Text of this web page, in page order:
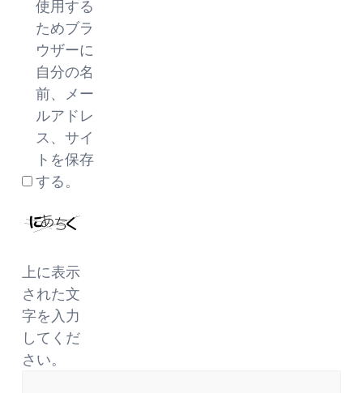
使用する
ためブラ
ウザーに
自分の名
前、メー
ルアドレ
ス、サイ
トを保存
する。
上に表示
された文
字を入力
してくだ
さい。